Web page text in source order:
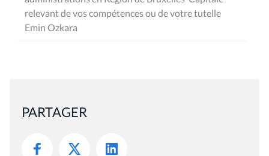
relevant de vos compétences ou de votre tutelle
Emin Ozkara
PARTAGER